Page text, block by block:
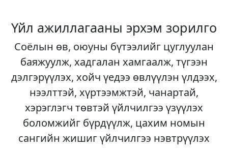
Үйл ажиллагааны эрхэм зорилго
Соёлын өв, оюуны бүтээлийг цуглуулан
баяжуулж, хадгалан хамгаалж, түгээн
дэлгэрүүлэх, хойч үедээ өвлүүлэн үлдээх,
нээлттэй, хүртээмжтэй, чанартай,
хэрэглэгч төвтэй үйлчилгээ үзүүлэх
боломжийг бүрдүүлж, цахим номын
сангийн жишиг үйлчилгээ нэвтрүүлэх